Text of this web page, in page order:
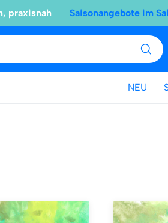
praxisnah Saisonangebote im
NEU